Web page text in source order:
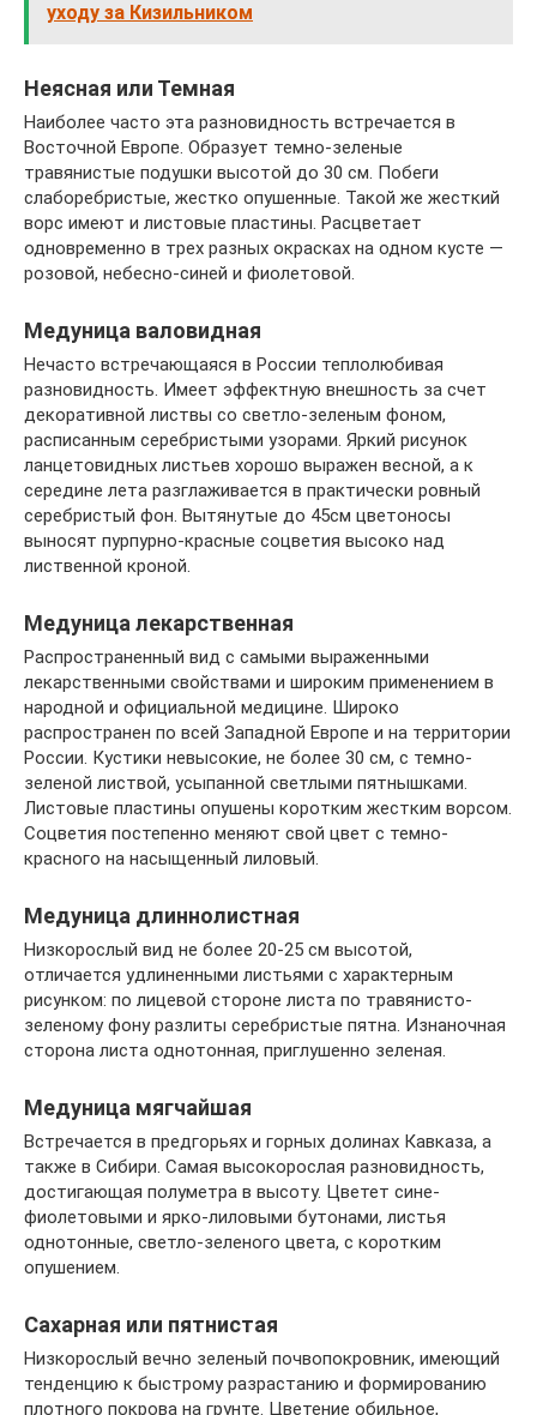
уходу за Кизильником
Неясная или Темная
Наиболее часто эта разновидность встречается в
Восточной Европе. Образует темно-зеленые
травянистые подушки высотой до 30 см. Побеги
слаборебристые, жестко опушенные. Такой же жесткий
ворс имеют и листовые пластины. Расцветает
одновременно в трех разных окрасках на одном кусте —
розовой, небесно-синей и фиолетовой.
Медуница валовидная
Нечасто встречающаяся в России теплолюбивая
разновидность. Имеет эффектную внешность за счет
декоративной листвы со светло-зеленым фоном,
расписанным серебристыми узорами. Яркий рисунок
ланцетовидных листьев хорошо выражен весной, а к
середине лета разглаживается в практически ровный
серебристый фон. Вытянутые до 45см цветоносы
выносят пурпурно-красные соцветия высоко над
лиственной кроной.
Медуница лекарственная
Распространенный вид с самыми выраженными
лекарственными свойствами и широким применением в
народной и официальной медицине. Широко
распространен по всей Западной Европе и на территории
России. Кустики невысокие, не более 30 см, с темно-
зеленой листвой, усыпанной светлыми пятнышками.
Листовые пластины опушены коротким жестким ворсом.
Соцветия постепенно меняют свой цвет с темно-
красного на насыщенный лиловый.
Медуница длиннолистная
Низкорослый вид не более 20-25 см высотой,
отличается удлиненными листьями с характерным
рисунком: по лицевой стороне листа по травянисто-
зеленому фону разлиты серебристые пятна. Изнаночная
сторона листа однотонная, приглушенно зеленая.
Медуница мягчайшая
Встречается в предгорьях и горных долинах Кавказа, а
также в Сибири. Самая высокорослая разновидность,
достигающая полуметра в высоту. Цветет сине-
фиолетовыми и ярко-лиловыми бутонами, листья
однотонные, светло-зеленого цвета, с коротким
опушением.
Сахарная или пятнистая
Низкорослый вечно зеленый почвопокровник, имеющий
тенденцию к быстрому разрастанию и формированию
плотного покрова на грунте. Цветение обильное,